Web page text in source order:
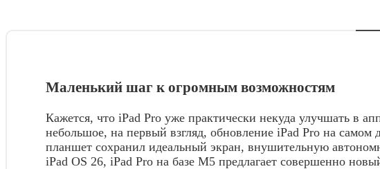
Маленький шаг к огромным возможностям
Кажется, что iPad Pro уже практически некуда улучшать в
небольшое, на первый взгляд, обновление iPad Pro на самом
планшет сохранил идеальный экран, внушительную
iPad OS 26, iPad Pro на базе M5 предлагает совершенно